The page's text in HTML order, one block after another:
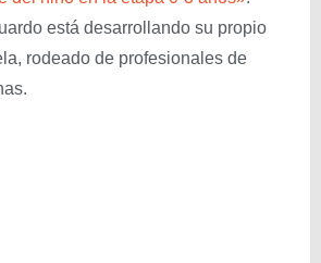
está desarrollando su propio
rodeado de profesionales de